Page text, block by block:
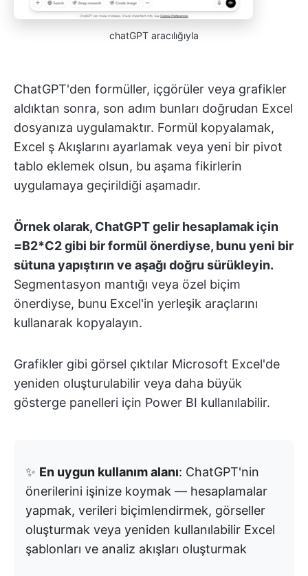
chatGPT aracılığıyla
ChatGPT'den formüller, içgörüler veya grafikler
aldıktan sonra, son adım bunları doğrudan Excel
dosyanıza uygulamaktır. Formül kopyalamak,
Excel ş Akışlarını ayarlamak veya yeni bir pivot
tablo eklemek olsun, bu aşama fikirlerin
uygulamaya geçirildiği aşamadır.
Örnek olarak, ChatGPT gelir hesaplamak için
=B2*C2 gibi bir formül önerdiyse, bunu yeni bir
sütuna yapıştırın ve aşağı doğru sürükleyin.
Segmentasyon mantığı veya özel biçim
önerdiyse, bunu Excel'in yerleşik araçlarını
kullanarak kopyalayın.
Grafikler gibi görsel çıktılar Microsoft Excel'de
yeniden oluşturulabilir veya daha büyük
gösterge panelleri için Power BI kullanılabilir.
✨ En uygun kullanım alanı: ChatGPT'nin
önerilerini işinize koymak — hesaplamalar
yapmak, verileri biçimlendirmek, görseller
oluşturmak veya yeniden kullanılabilir Excel
şablonları ve analiz akışları oluşturmak